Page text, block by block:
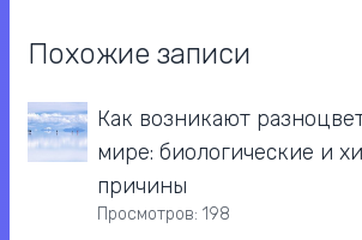
Похожие записи
Как возникают
мире: биологические и
причины
Просмотров: 198